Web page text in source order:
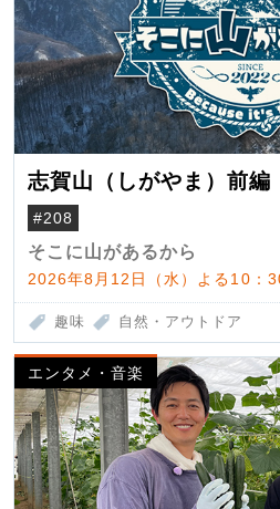
志賀山（しがやま）前編
#208
そこに山があるから
2026年8月12日（水）よる10：
趣味 自然・アウトドア
エンタメ・音楽